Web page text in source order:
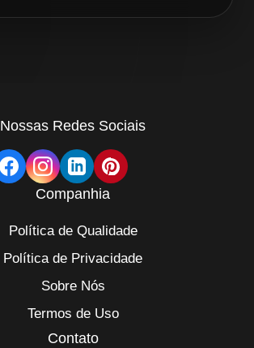
Nossas Redes Sociais
Companhia
Política de Qualidade
Política de Privacidade
Sobre Nós
Termos de Uso
Contato